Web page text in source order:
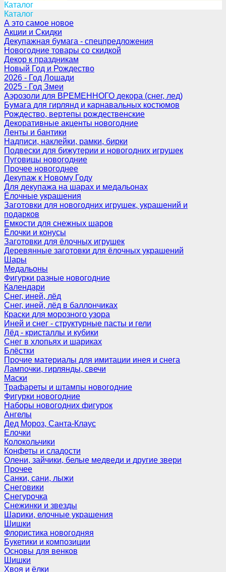
Каталог
Каталог
А это самое новое
Акции и Скидки
Декупажная бумага - спецпредложения
Новогодние товары со скидкой
Декор к праздникам
Новый Год и Рождество
2026 - Год Лошади
2025 - Год Змеи
Аэрозоли для ВРЕМЕННОГО декора (снег, лед)
Бумага для гирлянд и карнавальных костюмов
Рождество, вертепы рождественские
Декоративные акценты новогодние
Ленты и бантики
Надписи, наклейки, рамки, бирки
Подвески для бижутерии и новогодних игрушек
Пуговицы новогодние
Прочее новогоднее
Декупаж к Новому Году
Для декупажа на шарах и медальонах
Ёлочные украшения
Заготовки для новогодних игрушек, украшений и
подарков
Емкости для снежных шаров
Ёлочки и конусы
Заготовки для ёлочных игрушек
Деревянные заготовки для ёлочных украшений
Шары
Медальоны
Фигурки разные новогодние
Календари
Снег, иней, лёд
Снег, иней, лёд в баллончиках
Краски для морозного узора
Иней и снег - структурные пасты и гели
Лёд - кристаллы и кубики
Снег в хлопьях и шариках
Блёстки
Прочие материалы для имитации инея и снега
Лампочки, гирлянды, свечи
Маски
Трафареты и штампы новогодние
Фигурки новогодние
Наборы новогодних фигурок
Ангелы
Дед Мороз, Санта-Клаус
Елочки
Колокольчики
Конфеты и сладости
Олени, зайчики, белые медведи и другие звери
Прочее
Санки, сани, лыжи
Снеговики
Снегурочка
Снежинки и звезды
Шарики, елочные украшения
Шишки
Флористика новогодняя
Букетики и композиции
Основы для венков
Шишки
Хвоя и ёлки